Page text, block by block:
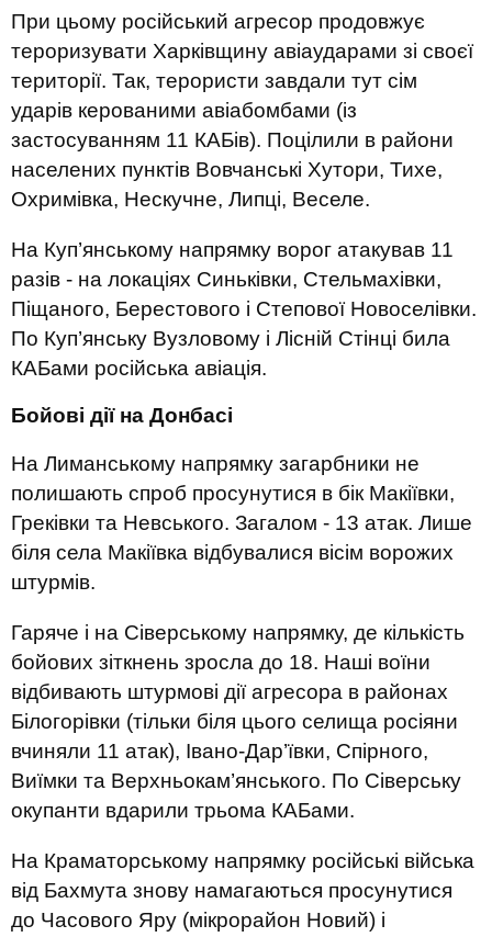
При цьому російський агресор продовжує
тероризувати Харківщину авіаударами зі своєї
території. Так, терористи завдали тут сім
ударів керованими авіабомбами (із
застосуванням 11 КАБів). Поцілили в райони
населених пунктів Вовчанські Хутори, Тихе,
Охримівка, Нескучне, Липці, Веселе.
На Куп’янському напрямку ворог атакував 11
разів - на локаціях Синьківки, Стельмахівки,
Піщаного, Берестового і Степової Новоселівки.
По Куп’янську Вузловому і Лісній Стінці била
КАБами російська авіація.
Бойові дії на Донбасі
На Лиманському напрямку загарбники не
полишають спроб просунутися в бік Макіївки,
Греківки та Невського. Загалом - 13 атак. Лише
біля села Макіївка відбувалися вісім ворожих
штурмів.
Гаряче і на Сіверському напрямку, де кількість
бойових зіткнень зросла до 18. Наші воїни
відбивають штурмові дії агресора в районах
Білогорівки (тільки біля цього селища росіяни
вчиняли 11 атак), Івано-Дар’ївки, Спірного,
Виїмки та Верхньокам’янського. По Сіверську
окупанти вдарили трьома КАБами.
На Краматорському напрямку російські війська
від Бахмута знову намагаються просунутися
до Часового Яру (мікрорайон Новий) і